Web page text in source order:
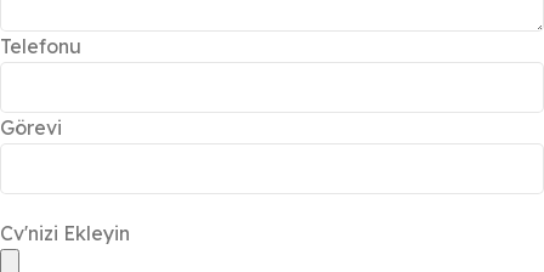
Telefonu
Görevi
Cv'nizi Ekleyin